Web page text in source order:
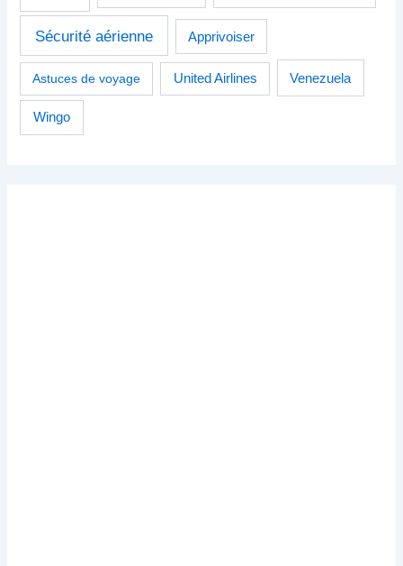
Sécurité aérienne Apprivoiser
Astuces de voyage United Airlines Venezuela
Wingo